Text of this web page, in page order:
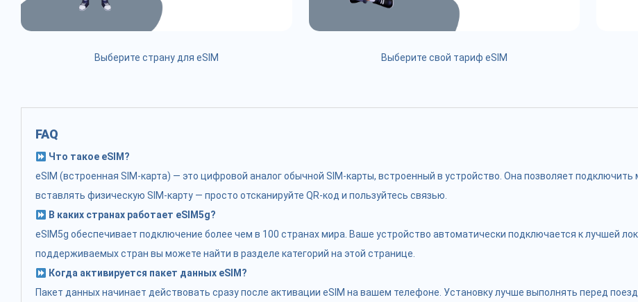
Выберите страну для eSIM Выберите свой тариф eSIM
FAQ
Что такое eSIM?
eSIM (встроенная SIM-карта) — это цифровой аналог обычной SIM-карты, встроенный в устройство. Она позволяет
вставлять физическую SIM-карту — просто отсканируйте QR-код и пользуйтесь связью.
В каких странах работает eSIM5g?
eSIM5g обеспечивает подключение более чем в 100 странах мира. Ваше устройство автоматически подключается к лучшей
поддерживаемых стран вы можете найти в разделе категорий на этой странице.
Когда активируется пакет данных eSIM?
Пакет данных начинает действовать сразу после активации eSIM на вашем телефоне. Установку лучше выполнять перед